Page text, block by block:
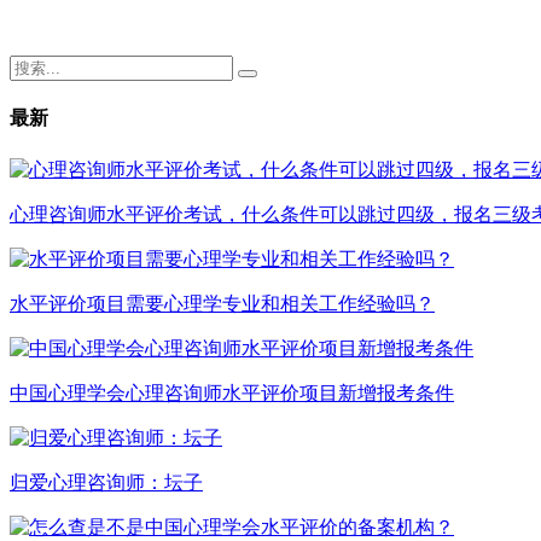
最新
心理咨询师水平评价考试，什么条件可以跳过四级，报名三级
水平评价项目需要心理学专业和相关工作经验吗？
中国心理学会心理咨询师水平评价项目新增报考条件
归爱心理咨询师：坛子